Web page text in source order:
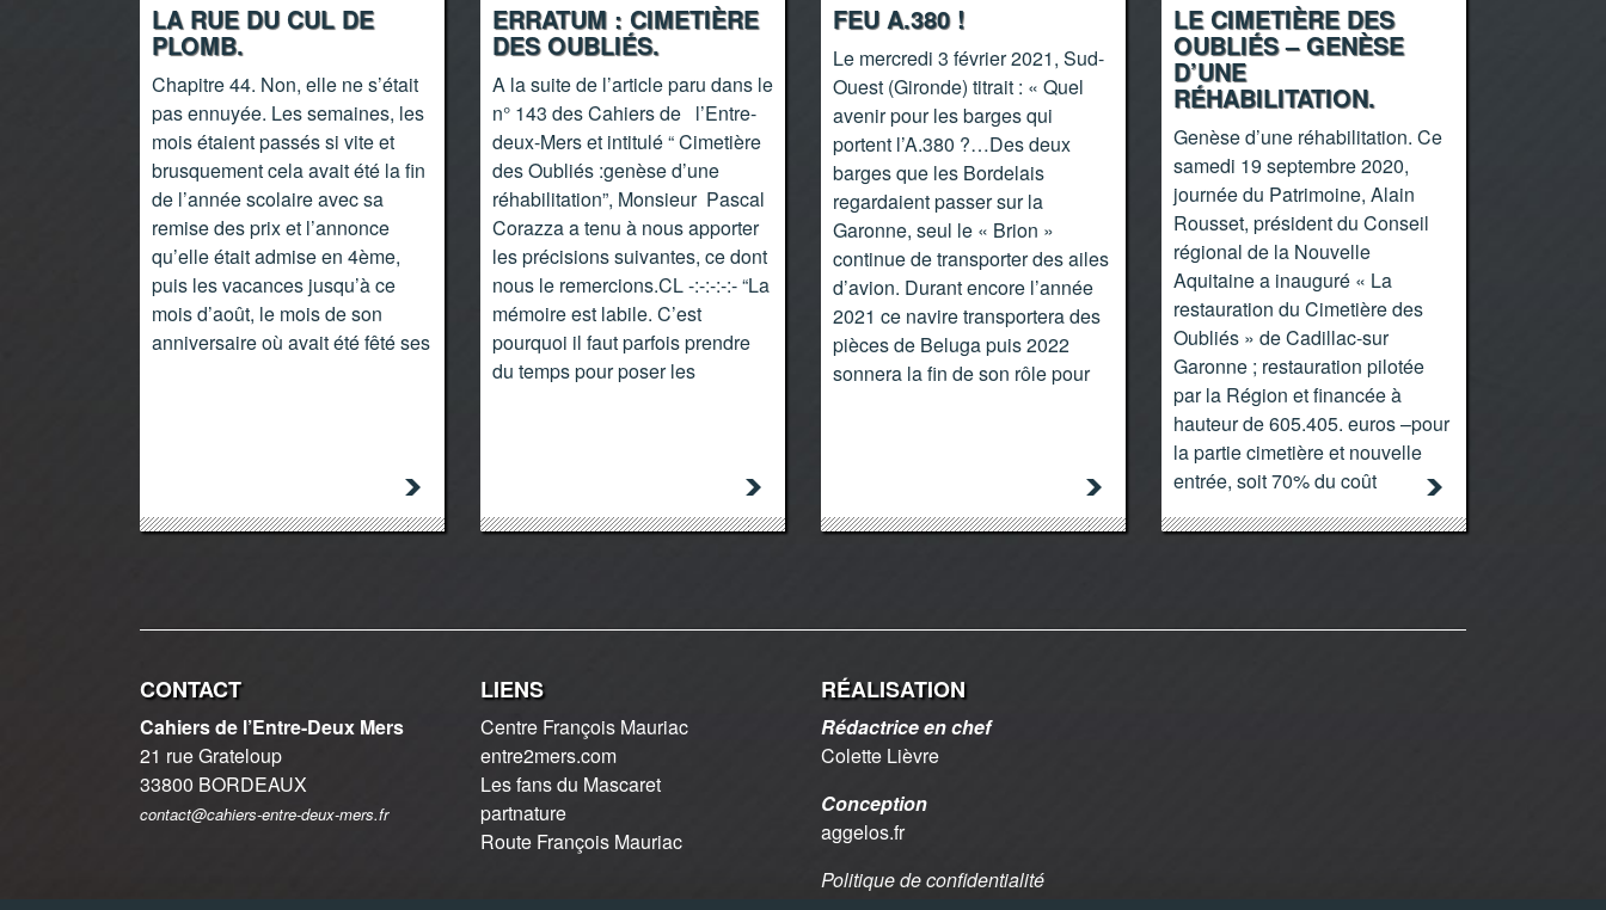
LA RUE DU CUL DE
PLOMB.
Chapitre 44. Non, elle ne s’était
pas ennuyée. Les semaines, les
mois étaient passés si vite et
brusquement cela avait été la fin
de l’année scolaire avec sa
remise des prix et l’annonce
qu’elle était admise en 4ème,
puis les vacances jusqu’à ce
mois d’août, le mois de son
anniversaire où avait été fêté ses
ERRATUM : CIMETIÈRE
DES OUBLIÉS.
A la suite de l’article paru dans le
n° 143 des Cahiers de l’Entre-
deux-Mers et intitulé “ Cimetière
des Oubliés :genèse d’une
réhabilitation”, Monsieur Pascal
Corazza a tenu à nous apporter
les précisions suivantes, ce dont
nous le remercions.CL -:-:-:-:- “La
mémoire est labile. C’est
pourquoi il faut parfois prendre
du temps pour poser les
FEU A.380 !
Le mercredi 3 février 2021, Sud-
Ouest (Gironde) titrait : « Quel
avenir pour les barges qui
portent l’A.380 ?…Des deux
barges que les Bordelais
regardaient passer sur la
Garonne, seul le « Brion »
continue de transporter des ailes
d’avion. Durant encore l’année
2021 ce navire transportera des
pièces de Beluga puis 2022
sonnera la fin de son rôle pour
LE CIMETIÈRE DES
OUBLIÉS – GENÈSE
D’UNE
RÉHABILITATION.
Genèse d’une réhabilitation. Ce
samedi 19 septembre 2020,
journée du Patrimoine, Alain
Rousset, président du Conseil
régional de la Nouvelle
Aquitaine a inauguré « La
restauration du Cimetière des
Oubliés » de Cadillac-sur
Garonne ; restauration pilotée
par la Région et financée à
hauteur de 605.405. euros –pour
la partie cimetière et nouvelle
entrée, soit 70% du coût
CONTACT
Cahiers de l’Entre-Deux Mers
21 rue Grateloup
33800 BORDEAUX
contact@cahiers-entre-deux-mers.fr
LIENS
Centre François Mauriac
entre2mers.com
Les fans du Mascaret
partnature
Route François Mauriac
RÉALISATION
Rédactrice en chef
Colette Lièvre
Conception
aggelos.fr
Politique de confidentialité